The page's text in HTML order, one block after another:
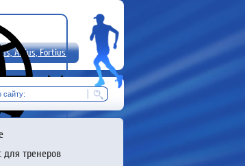
Altius, Fortius!
RU
для тренеров